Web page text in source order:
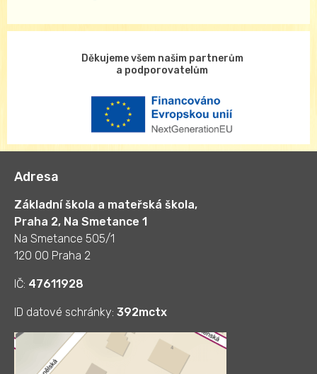
Děkujeme všem našim partnerům
a podporovatelům
Adresa
Základní škola a mateřská škola,
Praha 2, Na Smetance 1
Na Smetance 505/1
120 00 Praha 2
IČ: 47611928
ID datové schránky: 392mctx